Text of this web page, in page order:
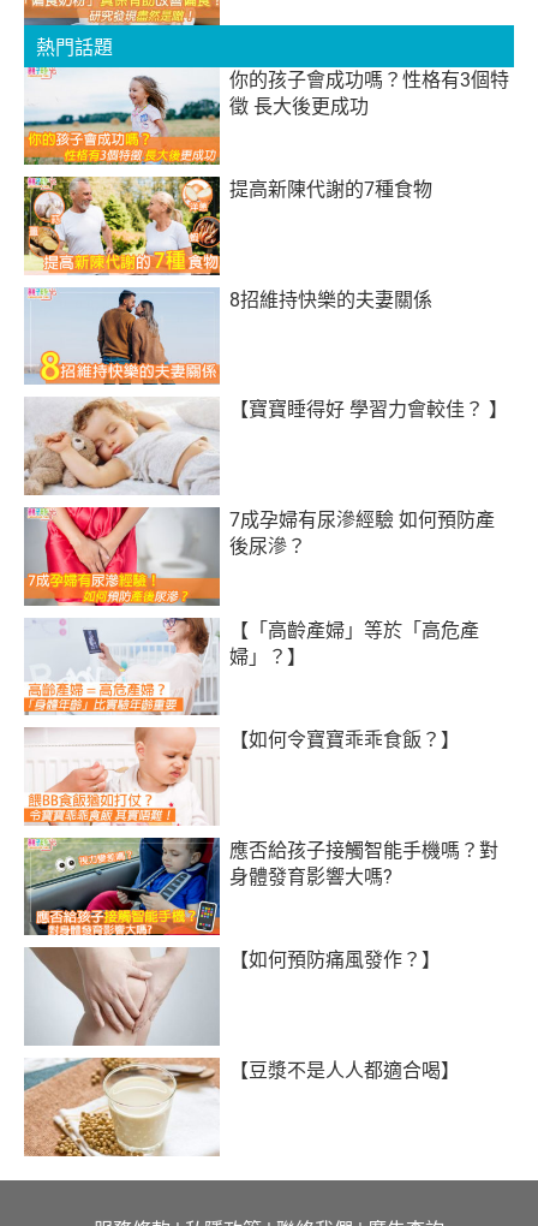
熱門話題
你的孩子會成功嗎？性格有3個特
徵 長大後更成功
提高新陳代謝的7種食物
8招維持快樂的夫妻關係
【寶寶睡得好 學習力會較佳？ 】
7成孕婦有尿滲經驗 如何預防產
後尿滲？
【「高齡產婦」等於「高危產
婦」？】
【如何令寶寶乖乖食飯？】
應否給孩子接觸智能手機嗎？對
身體發育影響大嗎?
【如何預防痛風發作？】
【豆漿不是人人都適合喝】